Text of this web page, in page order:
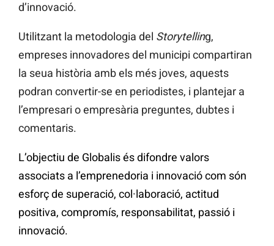
d’innovació.
Utilitzant la metodologia del Storytelling,
empreses innovadores del municipi compartiran
la seua història amb els més joves, aquests
podran convertir-se en periodistes, i plantejar a
l’empresari o empresària preguntes, dubtes i
comentaris.
L’objectiu de Globalis és difondre valors
associats a l’emprenedoria i innovació com són
esforç de superació, col·laboració, actitud
positiva, compromís, responsabilitat, passió i
innovació.